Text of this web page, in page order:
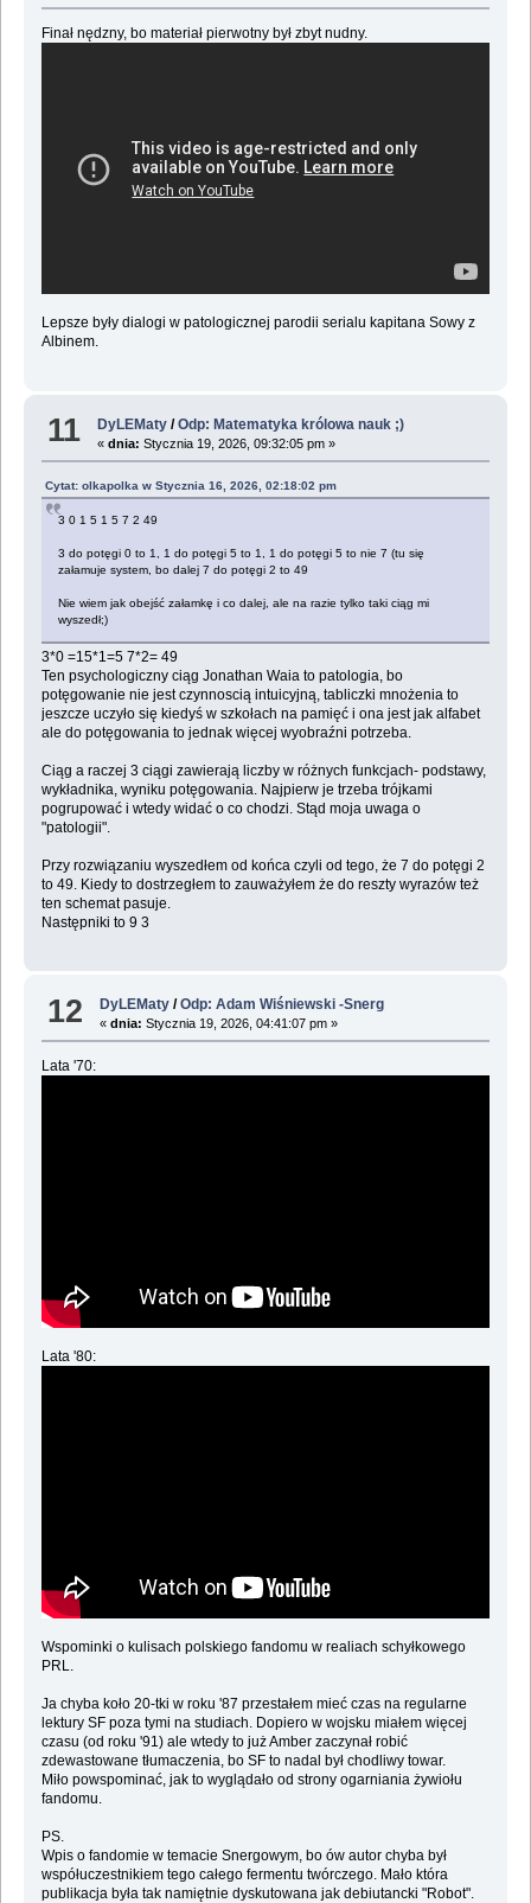
Finał nędzny, bo materiał pierwotny był zbyt nudny.
Lepsze były dialogi w patologicznej parodii serialu kapitana Sowy z
Albinem.
11 DyLEMaty /Odp: Matematyka królowa nauk ;)
«dnia: Stycznia 19, 2026, 09:32:05 pm »
Cytat: olkapolka w Stycznia 16, 2026, 02:18:02 pm
3 0 1 5 1 5 7 2 49
3 do potęgi 0 to 1, 1 do potęgi 5 to 1, 1 do potęgi 5 to nie 7 (tu się
załamuje system, bo dalej 7 do potęgi 2 to 49
Nie wiem jak obejść załamkę i co dalej, ale na razie tylko taki ciąg mi
wyszedł;)
3*0 =15*1=5 7*2= 49
Ten psychologiczny ciąg Jonathan Waia to patologia, bo
potęgowanie nie jest czynnoscią intuicyjną, tabliczki mnożenia to
jeszcze uczyło się kiedyś w szkołach na pamięć i ona jest jak alfabet
ale do potęgowania to jednak więcej wyobraźni potrzeba.
Ciąg a raczej 3 ciągi zawierają liczby w różnych funkcjach- podstawy,
wykładnika, wyniku potęgowania. Najpierw je trzeba trójkami
pogrupować i wtedy widać o co chodzi. Stąd moja uwaga o
"patologii".
Przy rozwiązaniu wyszedłem od końca czyli od tego, że 7 do potęgi 2
to 49. Kiedy to dostrzegłem to zauważyłem że do reszty wyrazów też
ten schemat pasuje.
Następniki to 9 3
12 DyLEMaty /Odp: Adam Wiśniewski -Snerg
«dnia: Stycznia 19, 2026, 04:41:07 pm »
Lata '70:
Lata '80:
Wspominki o kulisach polskiego fandomu w realiach schyłkowego
PRL.
Ja chyba koło 20-tki w roku '87 przestałem mieć czas na regularne
lektury SF poza tymi na studiach. Dopiero w wojsku miałem więcej
czasu (od roku '91) ale wtedy to już Amber zaczynał robić
zdewastowane tłumaczenia, bo SF to nadal był chodliwy towar.
Miło powspominać, jak to wyglądało od strony ogarniania żywiołu
fandomu.
PS.
Wpis o fandomie w temacie Snergowym, bo ów autor chyba był
współuczestnikiem tego całego fermentu twórczego. Mało która
publikacja była tak namiętnie dyskutowana jak debiutancki "Robot".